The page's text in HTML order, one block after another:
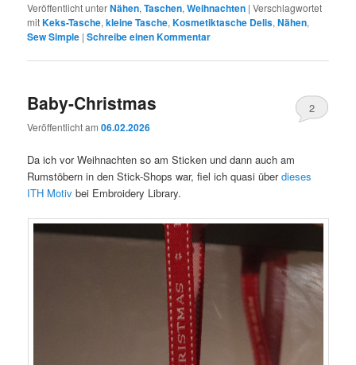
Veröffentlicht unterNähen,Taschen,Weihnachten |Verschlagwortet
mitKeks-Tasche,kleine Tasche,Kosmetiktasche Delis,Nähen,
Sew Simple |Schreibe einen Kommentar
Baby-Christmas
Veröffentlicht am06.02.2026
2
Da ich vor Weihnachten so am Sticken und dann auch am
Rumstöbern in den Stick-Shops war, fiel ich quasi überdieses
ITH Motiv bei Embroidery Library.